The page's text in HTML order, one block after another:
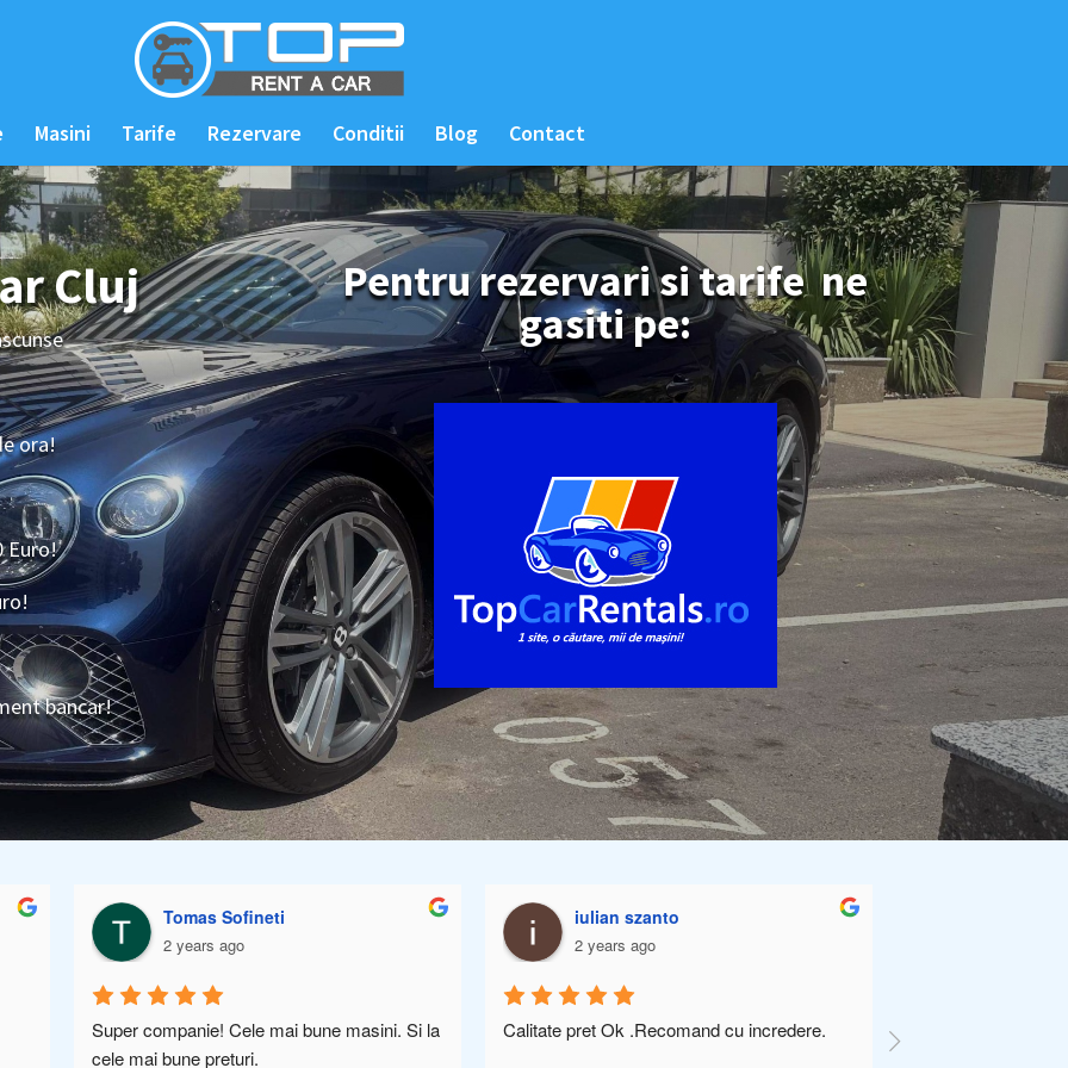
Masini Tarife Rezervare Conditii Blog Contact
Cluj
ora!
Euro!
bancar!
Pentru rezervari si tarife ne
gasiti pe:
Tomas Sofineti
2 years ago
Super companie! Cele mai bune masini. Si la
cele mai bune preturi.
iulian szanto
2 years ago
Calitate pret Ok .Recomand cu incredere.